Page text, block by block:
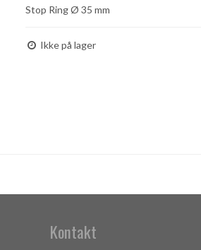
Stop Ring Ø 35 mm
Ikke på lager
Kontakt